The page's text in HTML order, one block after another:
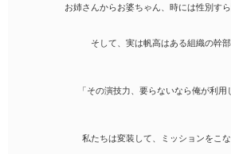
お姉さんからお婆ちゃん、時には性別すら
そして、実は帆高はある組織の幹
「その演技力、要らないなら俺が利用
私たちは変装して、ミッションをこな